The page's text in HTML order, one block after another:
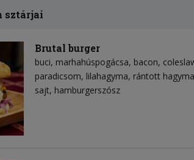
sztárjai
Brutal burger
buci marhahúspogácsa bacon
paradicsom lilahagyma rántott
sajt hamburgerszósz